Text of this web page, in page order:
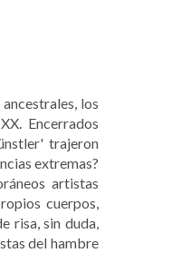
los
Encerrados
trajeron
extremas?
artistas
cuerpos,
risa, sin duda,
del hambre